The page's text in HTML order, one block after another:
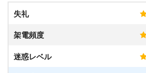
失礼
架電頻度
迷惑レベル